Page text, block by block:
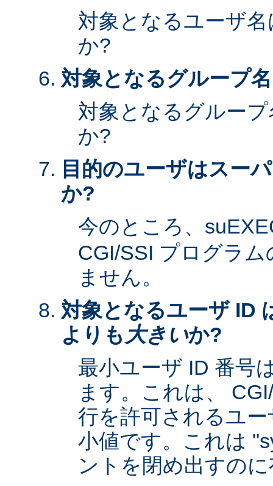
対象となるユーザ
か?
対象となるグループ
対象となるグルー
か?
目的のユーザはスー
か?
今のところ、
CGI/SSI プログラ
ません。
対象となるユーザ ID
よりも 大きいか?
最小ユーザ ID 番号
ます。これは、
行を許可されるユ
小値です。これは
ントを閉め出すの